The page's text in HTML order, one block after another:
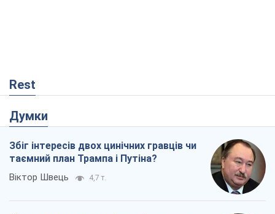
Rest
Думки
Збіг інтересів двох цинічних гравців чи
таємний план Трампа і Путіна?
Віктор Швець 4,7 т.